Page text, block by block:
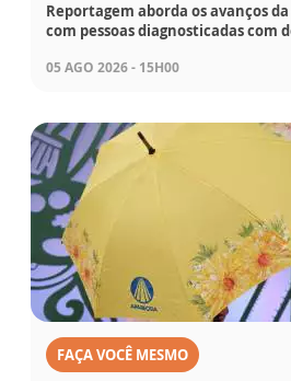
Reportagem aborda os avanços
com pessoas diagnosticadas com
05 AGO 2026 - 15H00
FAÇA VOCÊ MESMO